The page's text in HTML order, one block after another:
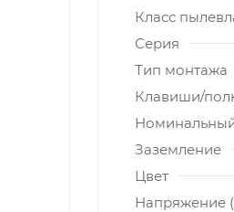
Класс
Серия
Тип монтажа
Клавиши/
Заземление
Цвет
Напряжение